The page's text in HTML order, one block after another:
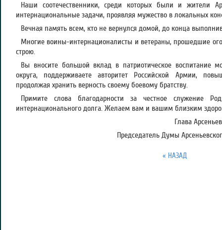
Наши соотечественники, среди которых были и жители
интернациональные задачи, проявляя мужество в локальных
Вечная память всем, кто не вернулся домой, до конца
Многие воины-интернационалисты и ветераны, прошедшие
строю.
Вы вносите большой вклад в патриотическое воспитание
округа, поддерживаете авторитет Российской Армии,
продолжая хранить верность своему боевому братству.
Примите слова благодарности за честное служение
интернационального долга. Желаем вам и вашим близким
Глава
Председатель Думы
« НАЗАД